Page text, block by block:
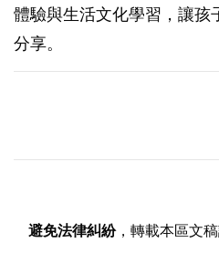
體驗與生活文化學習，讓
分享。
避免法律糾紛，轉載本區文